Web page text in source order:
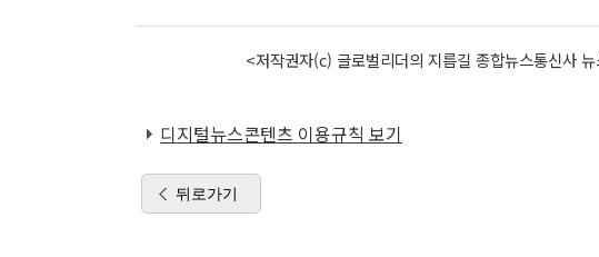
<저작권자(c) 글로벌리더의 지름길 종합뉴스통신사
디지털뉴스콘텐츠 이용규칙 보기
뒤로가기